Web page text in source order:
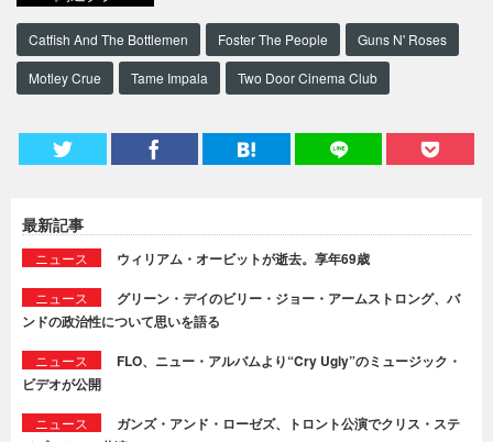
Catfish And The Bottlemen Foster The People Guns N' Roses
Motley Crue Tame Impala Two Door Cinema Club
最新記事
ニュース ウィリアム・オービットが逝去。享年69歳
ニュース
グリーン・デイのビリー・ジョー・アームストロング、バ
ンドの政治性について思いを語る
ニュース
FLO、ニュー・アルバムより“Cry Ugly”のミュージック・
ビデオが公開
ニュース
ガンズ・アンド・ローゼズ、トロント公演でクリス・ステ